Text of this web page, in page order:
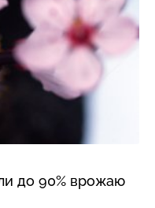
до 90% врожаю